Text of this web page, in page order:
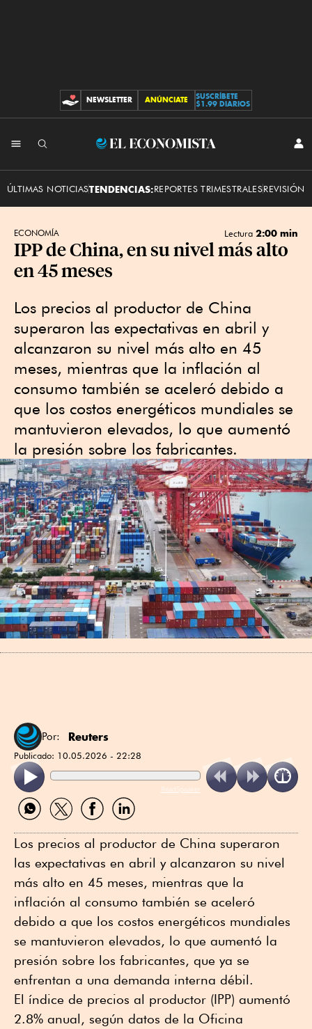
CONTRIBUCIONES
NEWSLETTER ANÚNCIATE
SUSCRÍBETE
$1.99 DIARIOS
El
ÚLTIMAS NOTICIASTENDENCIAS:REPORTES TRIMESTRALESREVISIÓN
ECONOMÍA Lectura 2:00 min
IPP de China, en su nivel más alto
en 45 meses
Los precios al productor de China
superaron las expectativas en abril y
alcanzaron su nivel más alto en 45
meses, mientras que la inflación al
consumo también se aceleró debido a
que los costos energéticos mundiales se
mantuvieron elevados, lo que aumentó
la presión sobre los fabricantes.
Por: Reuters
Publicado: 10.05.2026 - 22:28
ReadSpeaker
Compartir
por
Compartir
por
Compartir
por
Compartir
por
Los precios al productor de China superaron
las expectativas en abril y alcanzaron su nivel
más alto en 45 meses, mientras que la
inflación al consumo también se aceleró
debido a que los costos energéticos mundiales
se mantuvieron elevados, lo que aumentó la
presión sobre los fabricantes, que ya se
enfrentan a una demanda interna débil.
El índice de precios al productor (IPP) aumentó
2.8% anual, según datos de la Oficina